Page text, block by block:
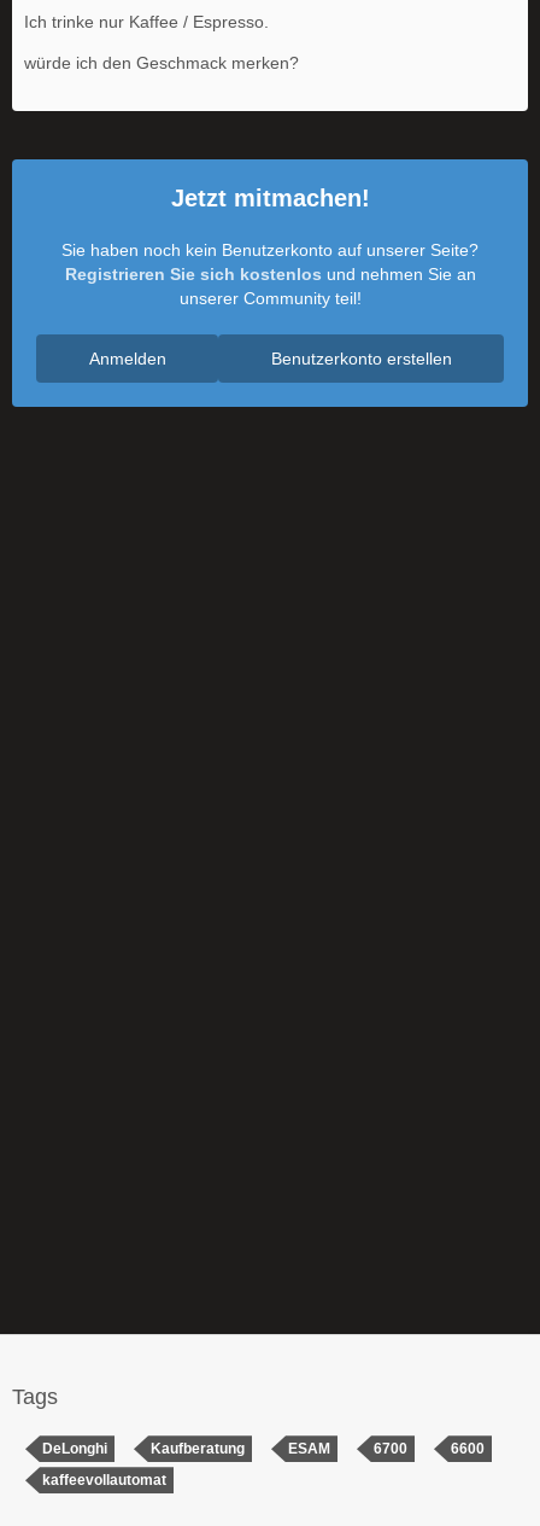
Ich trinke nur Kaffee / Espresso.
würde ich den Geschmack merken?
Jetzt mitmachen!
Sie haben noch kein Benutzerkonto auf unserer Seite?
Registrieren Sie sich kostenlos und nehmen Sie an
unserer Community teil!
Benutzerkonto erstellen
Anmelden
Tags
DeLonghi Kaufberatung ESAM 6700
6600
kaffeevollautomat